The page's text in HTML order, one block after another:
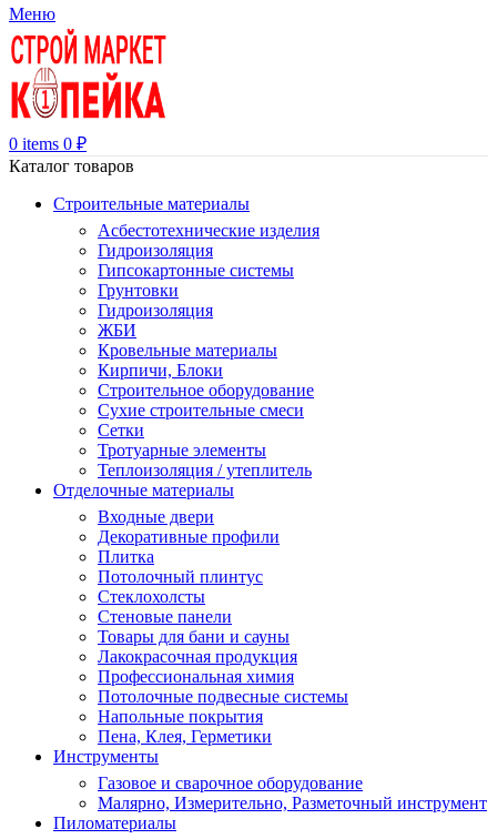
Меню
0 items 0 ₽
Каталог товаров
Строительные материалы
Асбестотехнические изделия
Гидроизоляция
Гипсокартонные системы
Грунтовки
Гидроизоляция
ЖБИ
Кровельные материалы
Кирпичи, Блоки
Строительное оборудование
Сухие строительные смеси
Сетки
Тротуарные элементы
Теплоизоляция / утеплитель
Отделочные материалы
Входные двери
Декоративные профили
Плитка
Потолочный плинтус
Стеклохолсты
Стеновые панели
Товары для бани и сауны
Лакокрасочная продукция
Профессиональная химия
Потолочные подвесные системы
Напольные покрытия
Пена, Клея, Герметики
Инструменты
Газовое и сварочное оборудование
Малярно, Измерительно, Разметочный инструмент
Пиломатериалы